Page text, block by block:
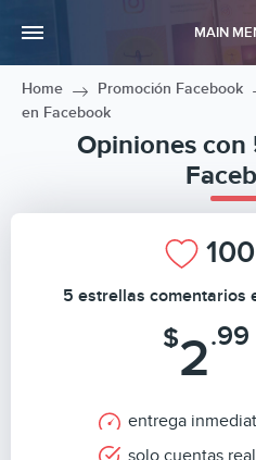
MAIN
Home Promoción Facebook
en Facebook
Opiniones con
100
5 estrellas comentarios
$2.99
entrega
solo cuentas